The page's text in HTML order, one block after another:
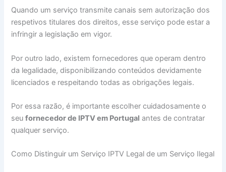
Quando um serviço transmite canais sem autorização dos
respetivos titulares dos direitos, esse serviço pode estar a
infringir a legislação em vigor.
Por outro lado, existem fornecedores que operam dentro
da legalidade, disponibilizando conteúdos devidamente
licenciados e respeitando todas as obrigações legais.
Por essa razão, é importante escolher cuidadosamente o
seufornecedor de IPTV em Portugal antes de contratar
qualquer serviço.
Como Distinguir um Serviço IPTV Legal de um Serviço Ilegal